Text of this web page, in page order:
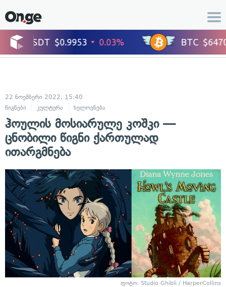
22 ნოემბერი 2022, 15:40
წიგნები
კულტურა ხელოვნება
ჰოულის მოსიარულე კოშკი —
ცნობილი წიგნი ქართულად
ითარგმნება
ფოტო: Studio Ghibli / HarperCollins